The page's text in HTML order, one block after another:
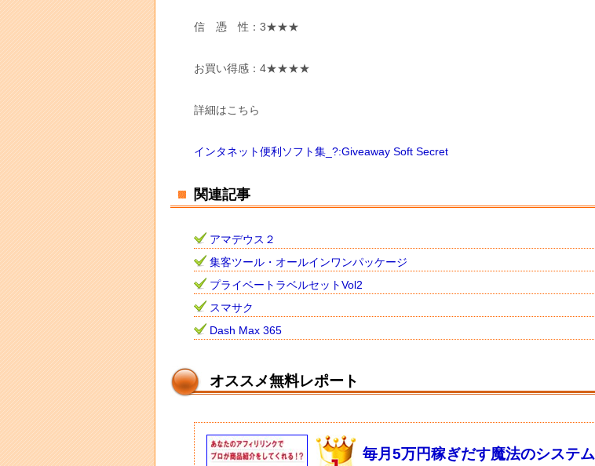
信 憑 性：3★★★
お買い得感：4★★★★
詳細はこちら
インタネット便利ソフト集_?:Giveaway Soft Secret
関連記事
アマデウス２
集客ツール・オールインワンパッケージ
プライベートラベルセットVol2
スマサク
Dash Max 365
オススメ無料レポート
毎月5万円稼ぎだす魔法のシステム